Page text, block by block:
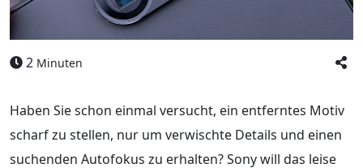
2 Minuten
Haben Sie schon einmal versucht, ein entferntes Motiv
scharf zu stellen, nur um verwischte Details und einen
suchenden Autofokus zu erhalten? Sony will das leise